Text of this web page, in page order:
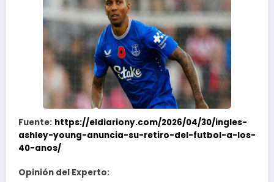
Fuente: https://eldiariony.com/2026/04/30/ingles-
ashley-young-anuncia-su-retiro-del-futbol-a-los-
40-anos/
Opinión del Experto: